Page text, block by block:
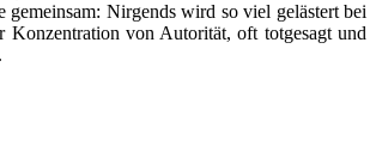
gemeinsam: Nirgends wird so viel gelästert bei
Konzentration von Autorität, oft totgesagt und